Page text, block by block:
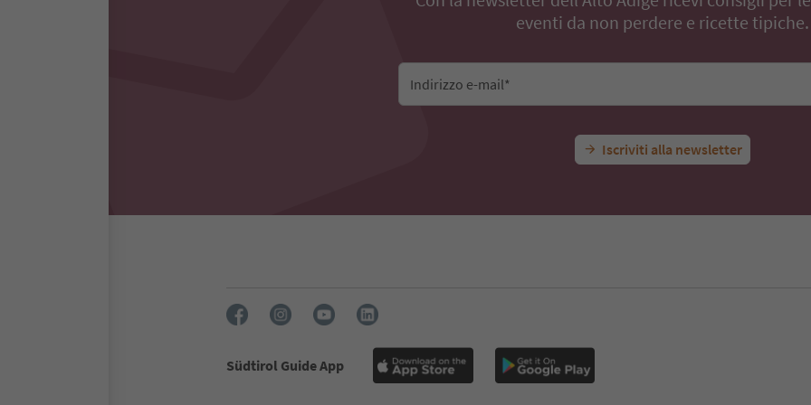
eventi da non perdere e ricette tipiche.
Indirizzo e-mail*
Iscriviti alla newsletter
Südtirol Guide App